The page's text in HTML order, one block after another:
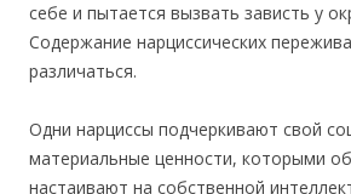
себе и пытается вызвать зависть у
Содержание нарциссических
различаться.
Одни нарциссы подчеркивают свой
материальные ценности, которыми
настаивают на собственной